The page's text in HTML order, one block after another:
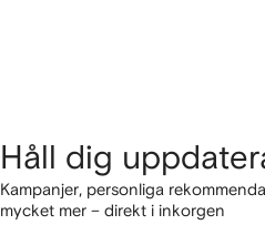
Håll dig
Kampanjer, personliga
mycket mer – direkt i inkorgen